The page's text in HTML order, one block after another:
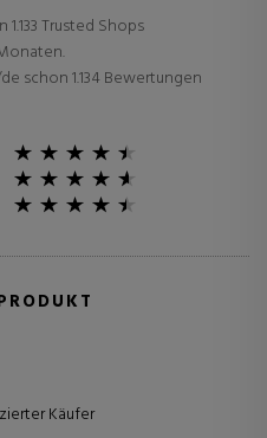
Trusted Shops
schon 1.134 Bewertungen
Käufer